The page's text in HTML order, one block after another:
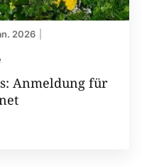
2026
Anmeldung für